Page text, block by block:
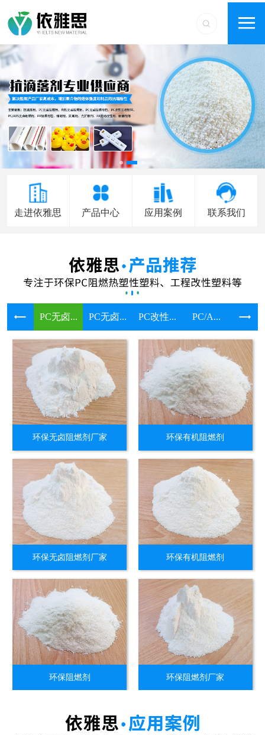
走进依雅思 产品中心 应用案例 联系我们
PC无卤... PC无卤... PC改性... PC/A... 溴系
环保无卤阻燃剂厂家 环保有机阻燃剂
环保无卤阻燃剂厂家 环保有机阻燃剂
环保阻燃剂 环保阻燃剂厂家